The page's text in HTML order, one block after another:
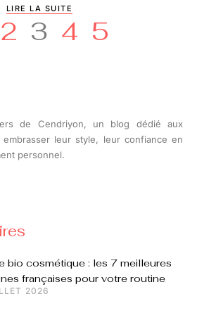
LIRE LA SUITE
2 3 4 5
de Cendriyon, un blog dédié aux
leur style, leur confiance en
personnel.
bio cosmétique : les 7 meilleures
françaises pour votre routine
2026